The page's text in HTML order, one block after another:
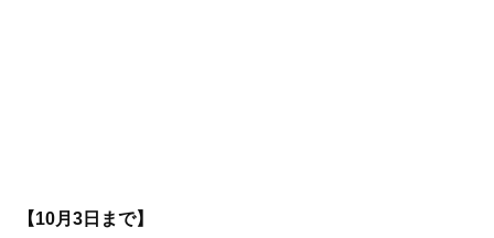
【10月3日まで】